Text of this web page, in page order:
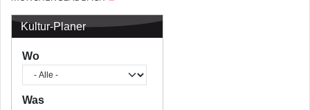
Kultur-Planer
Wo
Was